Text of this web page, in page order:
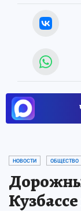
НОВОСТИ ОБЩЕСТВО